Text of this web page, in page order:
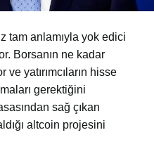
tam anlamıyla yok edici
Borsanın ne kadar
yatırımcıların hisse
gerektiğini
sağ çıkan
altcoin projesini